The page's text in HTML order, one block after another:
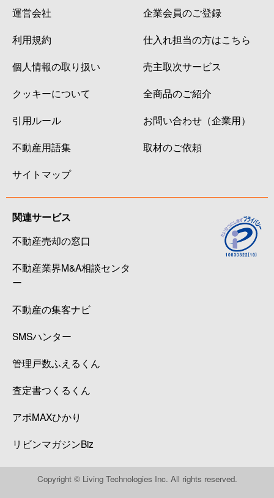
運営会社
利用規約
個人情報の取り扱い
クッキーについて
引用ルール
不動産用語集
サイトマップ
企業会員のご登録
仕入れ担当の方はこちら
売主取次サービス
全商品のご紹介
お問い合わせ（企業用）
取材のご依頼
関連サービス
不動産売却の窓口
不動産業界M&A相談センタ
ー
不動産の集客ナビ
SMSハンター
管理戸数ふえるくん
査定書つくるくん
アポMAXひかり
リビンマガジンBiz
Copyright © Living Technologies Inc. All rights reserved.